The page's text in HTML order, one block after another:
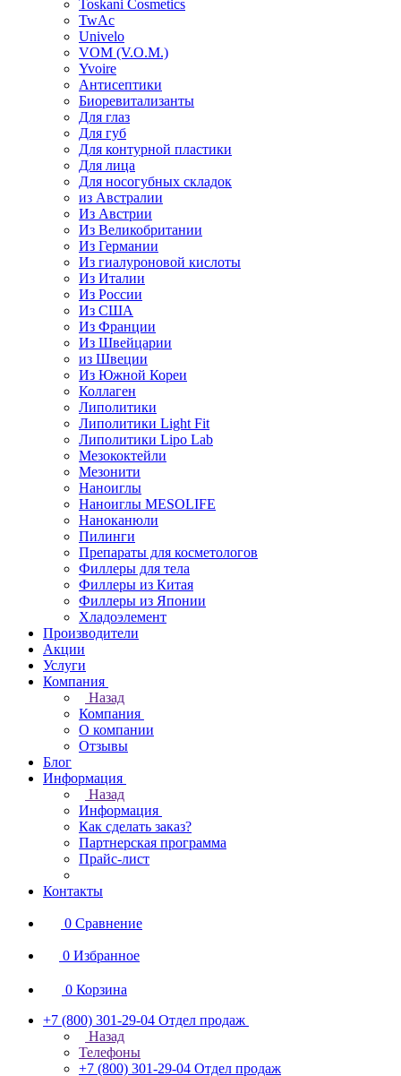
Toskani Cosmetics
TwAc
Univelo
VOM (V.O.M.)
Yvoire
Антисептики
Биоревитализанты
Для глаз
Для губ
Для контурной пластики
Для лица
Для носогубных складок
из Австралии
Из Австрии
Из Великобритании
Из Германии
Из гиалуроновой кислоты
Из Италии
Из России
Из США
Из Франции
Из Швейцарии
из Швеции
Из Южной Кореи
Коллаген
Липолитики
Липолитики Light Fit
Липолитики Lipo Lab
Мезококтейли
Мезонити
Наноиглы
Наноиглы MESOLIFE
Наноканюли
Пилинги
Препараты для косметологов
Филлеры для тела
Филлеры из Китая
Филлеры из Японии
Хладоэлемент
Производители
Акции
Услуги
Компания
Назад
Компания
О компании
Отзывы
Блог
Информация
Назад
Информация
Как сделать заказ?
Партнерская программа
Прайс-лист
Контакты
0 Сравнение
0 Избранное
0 Корзина
+7 (800) 301-29-04 Отдел продаж
Назад
Телефоны
+7 (800) 301-29-04 Отдел продаж